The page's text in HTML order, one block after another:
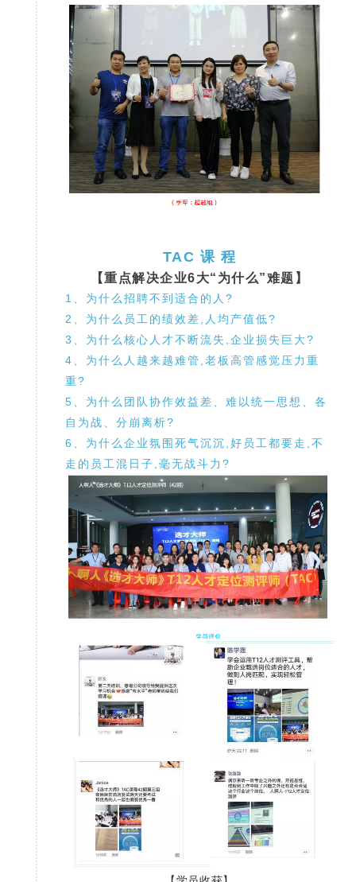
TAC 课 程
【重点解决企业6大“为什么”难题】
1、为什么招聘不到适合的人?
2、为什么员工的绩效差,人均产值低?
3、为什么核心人才不断流失,企业损失巨大?
4、为什么人越来越难管,老板高管感觉压力重
重?
5、为什么团队协作效益差、难以统一思想、各
自为战、分崩离析?
6、为什么企业氛围死气沉沉,好员工都要走,不
走的员工混日子,毫无战斗力?